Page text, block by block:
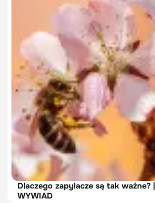
Dlaczego zapylacze są tak ważne? |
WYWIAD